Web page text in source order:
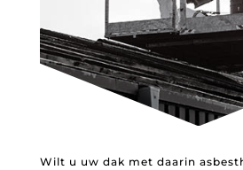
Wilt u uw dak met daarin